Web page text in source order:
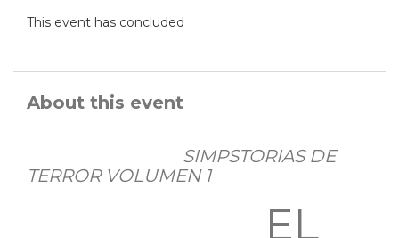
This event has concluded
About this event
SIMPSTORIAS DE
TERROR VOLUMEN 1
EL